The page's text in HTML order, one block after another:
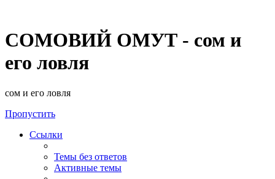
СОМОВИЙ ОМУТ - сом и
его ловля
сом и его ловля
Пропустить
Ссылки
Темы без ответов
Активные темы